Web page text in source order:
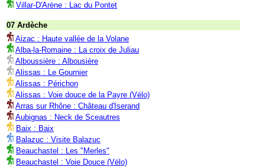
Villar-D'Arène : Lac du Pontet
07 Ardèche
Aizac : Haute vallée de la Volane
Alba-la-Romaine : La croix de Juliau
Alboussière : Albousière
Alissas : Le Gournier
Alissas : Périchon
Alissas : Voie douce de la Payre (Vélo)
Arras sur Rhône : Château d'Iserand
Aubignas : Neck de Sceautres
Baix : Baix
Balazuc : Visite Balazuc
Beauchastel : Les "Merles"
Beauchastel : Voie Douce (Vélo)